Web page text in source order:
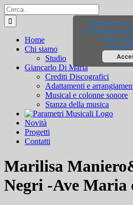
Salta
al
contenuto
Cerca
per:
Home
Chi siamo
Studio
Giancarlo Di Maria
Crediti Discografici
Adattamenti e
Musical e colonne sonore
Stanza della musica
Novità
Progetti
Contatti
Marilisa
Negri -Ave Maria
Utilizzando il
l'utilizzo dei
nostra.